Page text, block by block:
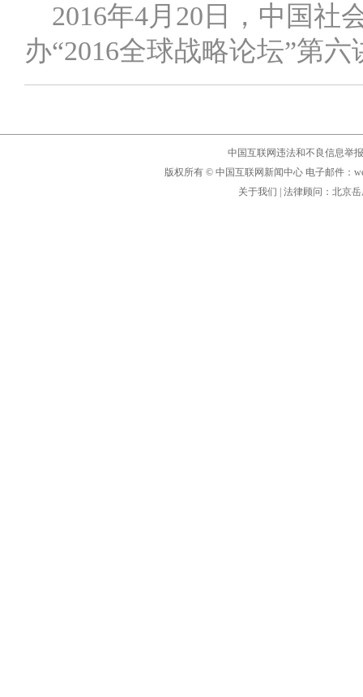
2016年4月20日，中国社
办“2016全球战略论坛”第六
中国互联网违法和不良信息举
版权所有 © 中国互联网新闻中心 电子邮件：
关于我们 | 法律顾问： 北京